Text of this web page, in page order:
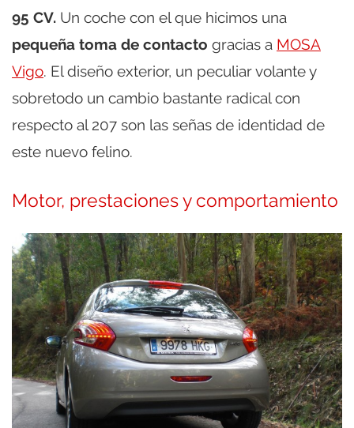
95 CV. Un coche con el que hicimos una
pequeña toma de contacto gracias a MOSA
Vigo. El diseño exterior, un peculiar volante y
sobretodo un cambio bastante radical con
respecto al 207 son las señas de identidad de
este nuevo felino.
Motor, prestaciones y comportamiento